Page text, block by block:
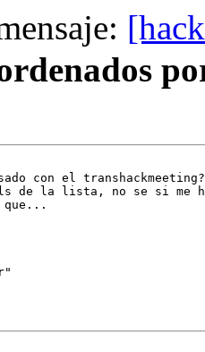
con el transhackmeeting?
de la lista, no se si me